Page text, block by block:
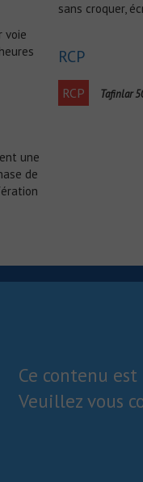
voie
une
de
sans croquer,
RCP
RCP Tafinlar
Ce contenu
Veuillez vous